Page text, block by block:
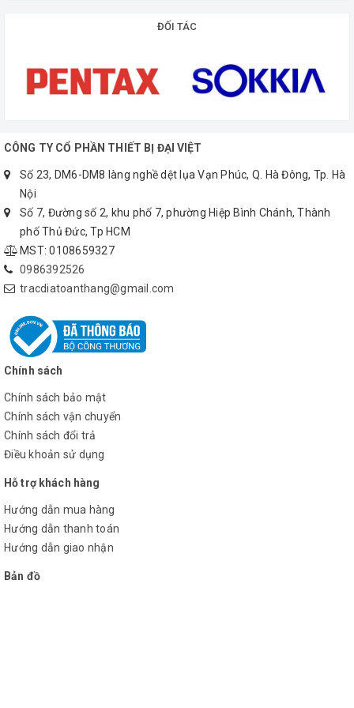
Đo liên tục
Đo giàn tiếp
ỨNG DỤNG THỰC TẾ
Xây dựng - kiến trúc
Nội thất - thiết kế
Trắc địa - khảo sát
Xây lắp điện nước
Đo đạc nội thất...
HÌNH ẢNH THỰC TẾ
ĐỐI TÁC
CÔNG TY CỔ PHẦN THIẾT BỊ ĐẠI VIỆT
Số 23, DM6-DM8 làng nghề dệt lụa Vạn Phúc, Q. Hà Đông, Tp. Hà
Nội
Số 7, Đường số 2, khu phố 7, phường Hiệp Bình Chánh, Thành
phố Thủ Đức, Tp HCM
MST: 0108659327
0986392526
tracdiatoanthang@gmail.com
Chính sách
Chính sách bảo mật
Chính sách vận chuyển
Chính sách đổi trả
Điều khoản sử dụng
Hỗ trợ khách hàng
Hướng dẫn mua hàng
Hướng dẫn thanh toán
Hướng dẫn giao nhận
Bản đồ